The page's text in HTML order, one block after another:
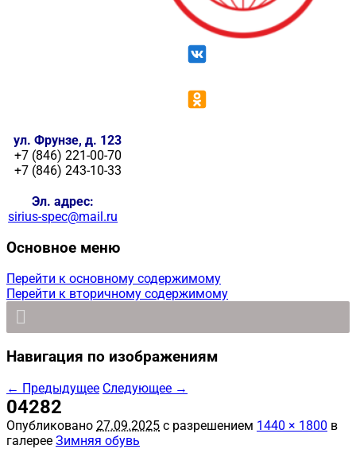
ул. Фрунзе, д. 123
+7 (846) 221-00-70
+7 (846) 243-10-33
Эл. адрес:
sirius-spec@mail.ru
Основное меню
Перейти к основному содержимому
Перейти к вторичному содержимому
Навигация по изображениям
← Предыдущее Следующее →
04282
Опубликовано 27.09.2025 с разрешением 1440 × 1800 в
галерее Зимняя обувь